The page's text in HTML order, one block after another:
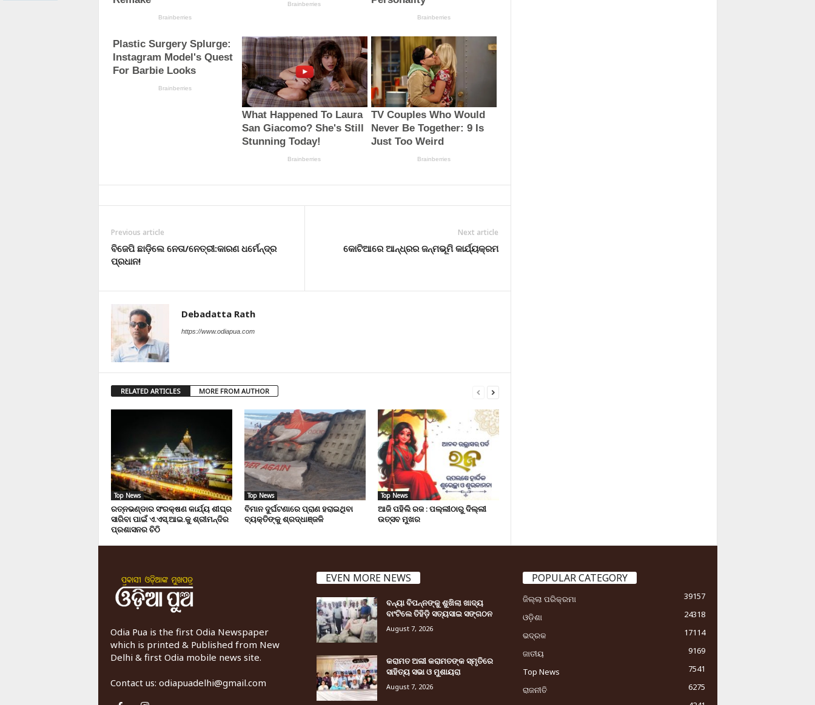
Previous article
ବିଜେପି ଛାଡ଼ିଲେ ନେତା/ନେତ୍ରୀ:କାରଣ ଧର୍ମେନ୍ଦ୍ର
ପ୍ରଧାନ!
Next article
କୋଟିଆରେ ଆନ୍ଧ୍ରର ଜନ୍ମଭୂମି କାର୍ଯ୍ୟକ୍ରମ
Debadatta Rath
https://www.odiapua.com
RELATED ARTICLES MORE FROM AUTHOR
Top News
ରତ୍ନଭଣ୍ଡାର ସଂରକ୍ଷଣ କାର୍ଯ୍ୟ ଶୀଘ୍ର
ସାରିବା ପାଇଁ ଏ.ଏସ୍.ଆଇ.କୁ ଶ୍ରୀମନ୍ଦିର
ପ୍ରଶାସନର ଚିଠି
Top News
ବିମାନ ଦୁର୍ଘଟଣାରେ ପ୍ରାଣ ହରାଇଥିବା
ବ୍ୟକ୍ତିଙ୍କୁ ଶ୍ରଦ୍ଧାଞ୍ଜଳି
Top News
ଆଜି ପହିଲି ରଜ : ପଲ୍ଲୀଠାରୁ ଦିଲ୍ଲୀ
ଉତ୍ସବ ମୁଖର
Odia Pua is the first Odia Newspaper
which is printed & Published from New
Delhi & first Odia mobile news site.
Contact us: odiapuadelhi@gmail.com
EVEN MORE NEWS
ବନ୍ୟା ବିପନ୍ନଙ୍କୁ ଶୁଖିଲା ଖାଦ୍ୟ
ବାଂଟିଲେ ତିହିଡି଼ ସତ୍ୟସାଇ ସଙ୍ଗଠନ
August 7, 2026
କରାମତ ଅଲୀ କରାମତଙ୍କ ସ୍ମୃତିରେ
ସାହିତ୍ୟ ସଭା ଓ ମୁଶାୟରା
August 7, 2026
POPULAR CATEGORY
ଜିଲ୍ଲା ପରିକ୍ରମା
39157
ଓଡ଼ିଶା
24318
ଭଦ୍ରକ
17114
ଜାତୀୟ
9169
Top News
7541
ରାଜନୀତି
6275